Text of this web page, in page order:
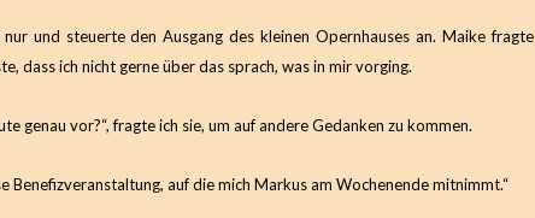
nur und steuerte den Ausgang des kleinen Opernhauses an. Maike fragte
dass ich nicht gerne über das sprach, was in mir vorging.
genau vor?“, fragte ich sie, um auf andere Gedanken zu kommen.
Benefizveranstaltung, auf die mich Markus am Wochenende mitnimmt.“